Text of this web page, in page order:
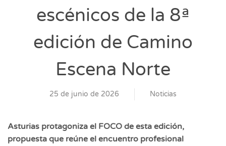
escénicos de la 8ª
edición de Camino
Escena Norte
25 de junio de 2026 Noticias
Asturias protagoniza el FOCO de esta edición,
propuesta que reúne el encuentro profesional